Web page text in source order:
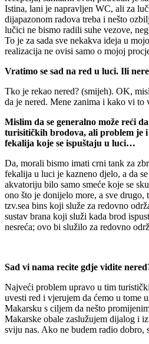
Istina, lani je napravljen WC, ali za
dijapazonom radova treba i nešto
lučici ne bismo radili suhe vezove,
To je za sada sve nekakva ideja u
realizacija ne ovisi samo o mojoj
Vratimo se sad na red u luci. Ili
Tko je rekao nered? (smijeh). OK,
da je nered. Mene zanima i kako vi
Mislim da se generalno može reći
turisitičkih brodova, ali problem je
fekalija koje se ispuštaju u luci…
Da, morali bismo imati crni tank za
fekalija u luci je kazneno djelo, a da
akvatoriju bilo samo smeće koje se
ono što je donijelo more, a sve
tzv.sea bins koji služe za redovno
sustav brana koji služi kada brod
nesreća; ovo bi služilo za redovno
Sad vi nama recite gdje vidite
Najveći problem upravo u tim
uvesti red i vjerujem da ćemo u tome
Makarsku s ciljem da nešto
Makarske obale zaslužujem dijalog i
sviju nas. Ako ne budem radio